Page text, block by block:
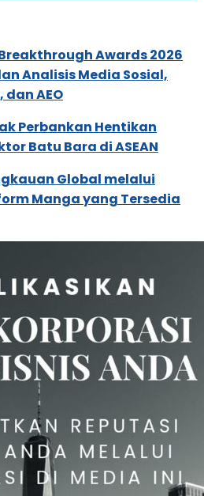
Awards 2026
Analisis Media Sosial,
dan AEO
Perbankan Hentikan
Batu Bara di ASEAN
Global melalui
Manga yang Tersedia